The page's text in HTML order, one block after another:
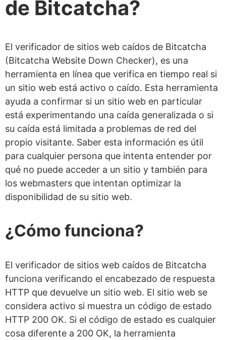
de Bitcatcha?
El verificador de sitios web caídos de Bitcatcha
(Bitcatcha Website Down Checker), es una
herramienta en línea que verifica en tiempo real si
un sitio web está activo o caído. Esta herramienta
ayuda a confirmar si un sitio web en particular
está experimentando una caída generalizada o si
su caída está limitada a problemas de red del
propio visitante. Saber esta información es útil
para cualquier persona que intenta entender por
qué no puede acceder a un sitio y también para
los webmasters que intentan optimizar la
disponibilidad de su sitio web.
¿Cómo funciona?
El verificador de sitios web caídos de Bitcatcha
funciona verificando el encabezado de respuesta
HTTP que devuelve un sitio web. El sitio web se
considera activo si muestra un código de estado
HTTP 200 OK. Si el código de estado es cualquier
cosa diferente a 200 OK, la herramienta